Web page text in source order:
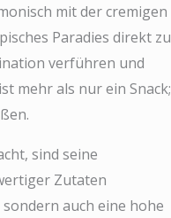
mit der cremigen
Paradies direkt zu
verführen und
mehr als nur ein Snack;
sind seine
Zutaten
auch eine hohe